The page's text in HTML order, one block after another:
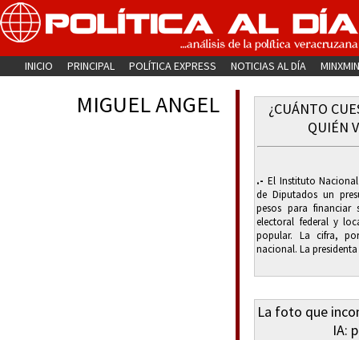
INICIO PRINCIPAL POLÍTICA EXPRESS NOTICIAS AL DÍA
MIGUEL ANGEL
¿CUÁNTO
QUIÉN
.- El Instituto
de Diputados un
pesos para financiar
electoral federal y
popular. La cifra,
nacional. La
La foto que
IA: